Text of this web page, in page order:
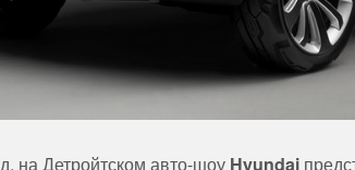
на Детройтском авто-шоу Hyundai